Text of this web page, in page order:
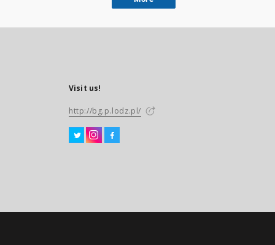
Visit us!
http://bg.p.lodz.pl/